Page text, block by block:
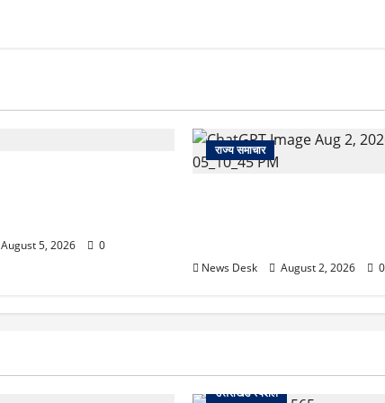
August 5, 2026 0
राज्य समाचार
News Desk August 2, 2026 0
उत्तराखंड स्पेशल